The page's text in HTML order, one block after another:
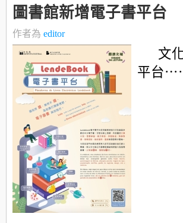
圖書館新增電子書平台
作者為 editor
文
平台